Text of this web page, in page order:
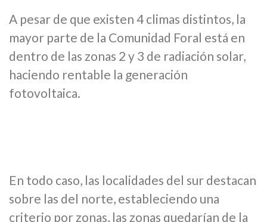
A pesar de que existen 4 climas distintos, la
mayor parte de la Comunidad Foral está en
dentro de las zonas 2 y 3 de radiación solar,
haciendo rentable la generación
fotovoltaica.
En todo caso, las localidades del sur destacan
sobre las del norte, estableciendo una
criterio por zonas, las zonas quedarían de la